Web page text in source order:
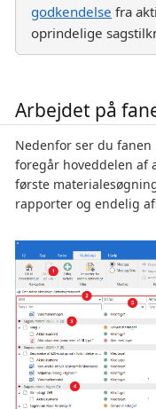
godkendelse fra
oprindelige
Arbejdet på
Nedenfor ser du
foregår hoveddelen af
første
rapporter og endelig